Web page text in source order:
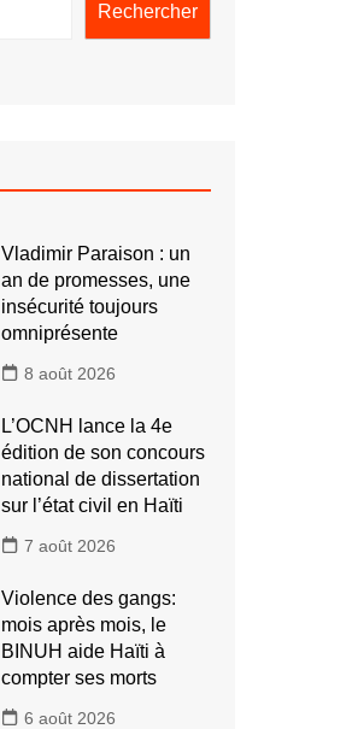
Rechercher
Vladimir Paraison : un
an de promesses, une
insécurité toujours
omniprésente
8 août 2026
L’OCNH lance la 4e
édition de son concours
national de dissertation
sur l’état civil en Haïti
7 août 2026
Violence des gangs:
mois après mois, le
BINUH aide Haïti à
compter ses morts
6 août 2026